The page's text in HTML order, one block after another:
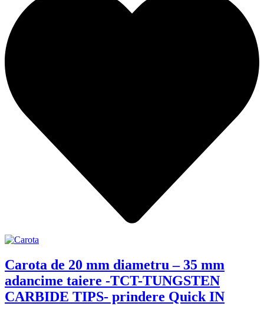
Carota de 20 mm diametru – 35 mm
adancime taiere -TCT-TUNGSTEN
CARBIDE TIPS- prindere Quick IN